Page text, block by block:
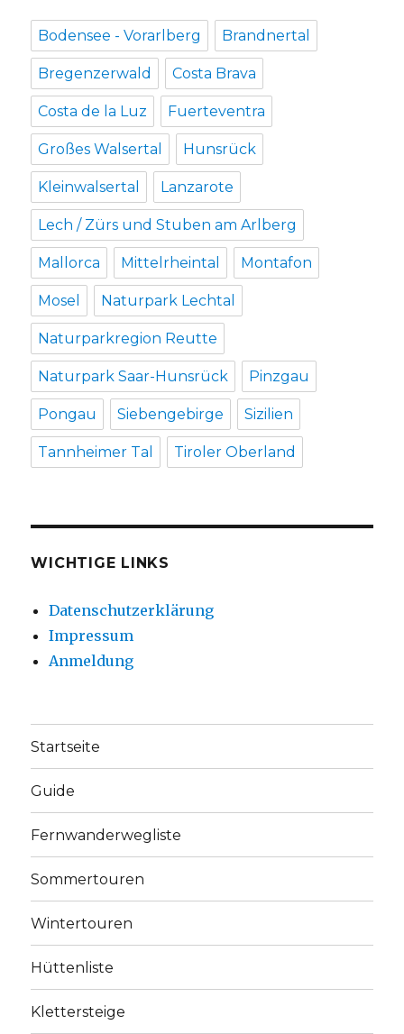
Bodensee - Vorarlberg Brandnertal
Bregenzerwald Costa Brava
Costa de la Luz Fuerteventra
Großes Walsertal Hunsrück
Kleinwalsertal Lanzarote
Lech / Zürs und Stuben am Arlberg
Mallorca Mittelrheintal Montafon
Mosel Naturpark Lechtal
Naturparkregion Reutte
Naturpark Saar-Hunsrück Pinzgau
Pongau Siebengebirge Sizilien
Tannheimer Tal Tiroler Oberland
WICHTIGE LINKS
Datenschutzerklärung
Impressum
Anmeldung
Startseite
Guide
Fernwanderwegliste
Sommertouren
Wintertouren
Hüttenliste
Klettersteige